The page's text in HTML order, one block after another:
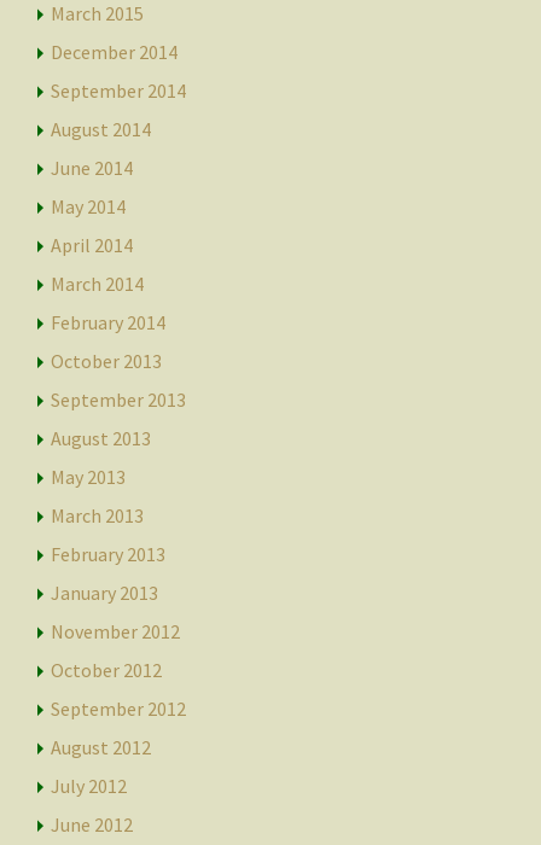
March 2015
December 2014
September 2014
August 2014
June 2014
May 2014
April 2014
March 2014
February 2014
October 2013
September 2013
August 2013
May 2013
March 2013
February 2013
January 2013
November 2012
October 2012
September 2012
August 2012
July 2012
June 2012